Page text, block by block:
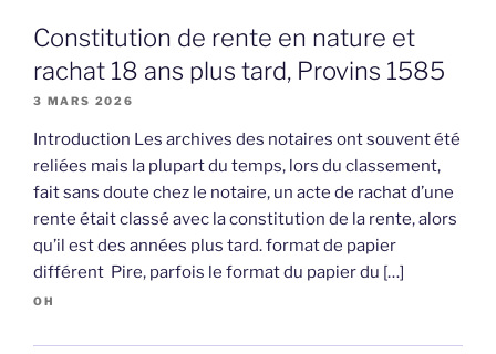
Constitution de rente en nature et
rachat 18 ans plus tard, Provins 1585
3 MARS 2026
Introduction Les archives des notaires ont souvent été
reliées mais la plupart du temps, lors du classement,
fait sans doute chez le notaire, un acte de rachat d’une
rente était classé avec la constitution de la rente, alors
qu’il est des années plus tard. format de papier
différent Pire, parfois le format du papier du […]
OH